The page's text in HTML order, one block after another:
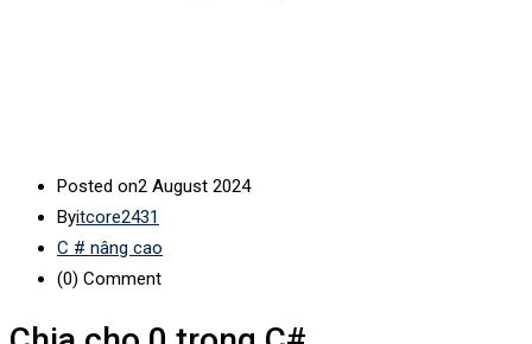
Posted on2 August 2024
Byitcore2431
C # nâng cao
(0) Comment